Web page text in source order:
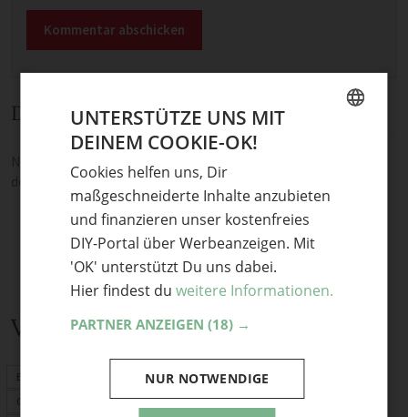
Diskussion
deine Meinung.
Verwandte Themen
Basteln mit Kindern
Geschenke
UNTERSTÜTZE UNS MIT
DEINEM COOKIE-OK!
Cookies helfen uns, Dir
maßgeschneiderte Inhalte anzubieten
und finanzieren unser kostenfreies
DIY-Portal über Werbeanzeigen. Mit
'OK' unterstützt Du uns dabei.
Hier findest du weitere Informationen.
PARTNER ANZEIGEN (18) →
NUR NOTWENDIGE